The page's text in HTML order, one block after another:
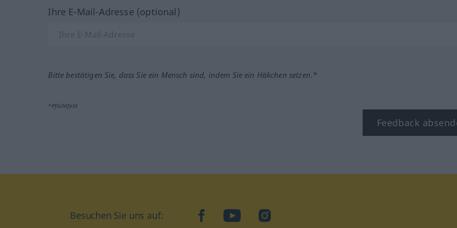
Ihre E-Mail-Adresse (optional)
Bitte bestätigen Sie, dass Sie ein Mensch sind, indem Sie ein Häkchen setzen.*
*Pflichtfeld
Feedback
Besuchen Sie uns auf: facebookYouTubeInstagram